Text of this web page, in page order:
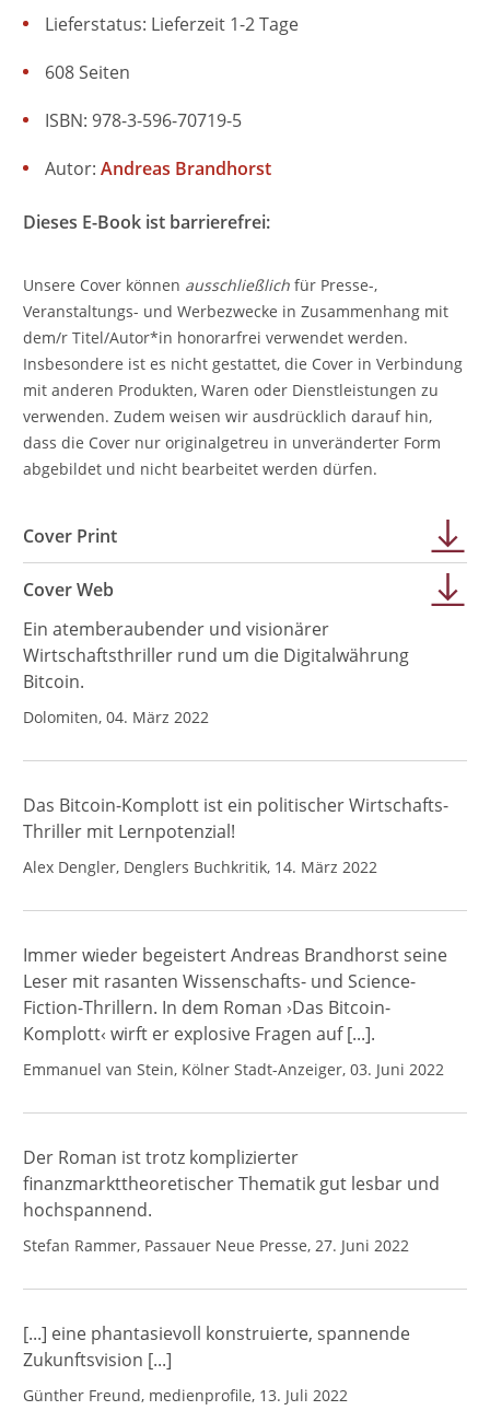
Lieferstatus: Lieferzeit 1-2 Tage
ISBN: 978-3-596-70719-5
608 Seiten
Autor: Andreas Brandhorst
Dieses E-Book ist barrierefrei:
Unsere Cover können ausschließlichfür Presse-,
Veranstaltungs- und Werbezwecke in Zusammenhang mit
dem/r Titel/Autor*in honorarfrei verwendet werden.
Insbesondere ist es nicht gestattet, die Cover in Verbindung
mit anderen Produkten, Waren oder Dienstleistungen zu
verwenden. Zudem weisen wir ausdrücklich darauf hin,
dass die Cover nur originalgetreu in unveränderter Form
abgebildet und nicht bearbeitet werden dürfen.
Cover Print
Cover Web
Ein atemberaubender und visionärer
Wirtschaftsthriller rund um die Digitalwährung
Bitcoin.
Dolomiten, 04. März 2022
Das Bitcoin-Komplott ist ein politischer Wirtschafts-
Thriller mit Lernpotenzial!
Alex Dengler, Denglers Buchkritik, 14. März 2022
Immer wieder begeistert Andreas Brandhorst seine
Leser mit rasanten Wissenschafts- und Science-
Fiction-Thrillern. In dem Roman ›Das Bitcoin-
Komplott‹ wirft er explosive Fragen auf [...].
Emmanuel van Stein, Kölner Stadt-Anzeiger, 03. Juni 2022
Der Roman ist trotz komplizierter
finanzmarkttheoretischer Thematik gut lesbar und
hochspannend.
Stefan Rammer, Passauer Neue Presse, 27. Juni 2022
[...] eine phantasievoll konstruierte, spannende
Zukunftsvision [...]
Günther Freund, medienprofile, 13. Juli 2022